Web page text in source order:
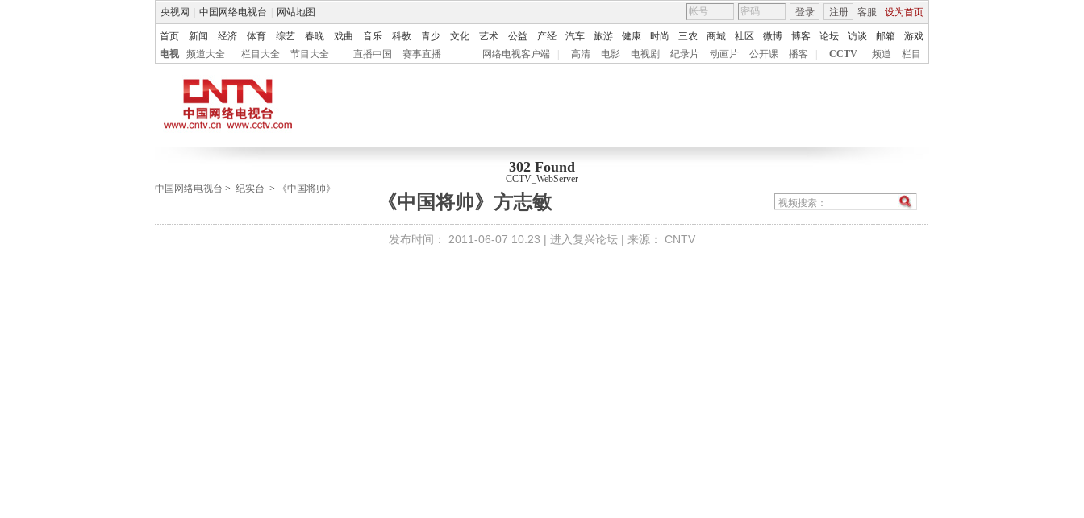
央视网 中国网络电视台 网站地图 客服 设为首页
登录 注册
首页 新闻 经济 体育 综艺 春晚 戏曲 音乐 科教 青少 文化 艺术 公益 产经 汽车 旅游 健康 时尚 三农 商城 社区 微博 博客 论坛 访谈 邮箱
游戏
电视
频道大全 栏目大全 节目大全 直播中国 赛事直播 网络电视客户端 高清 电影 电视剧 纪录片 动画片 公开课 播客 CCTV 频道 栏目
302 Found
CCTV_WebServer
中国网络电视台 > 纪实台 > 《中国将帅》
《中国将帅》方志敏
发布时间： 2011-06-07 10:23 | 进入复兴论坛 | 来源： CNTV